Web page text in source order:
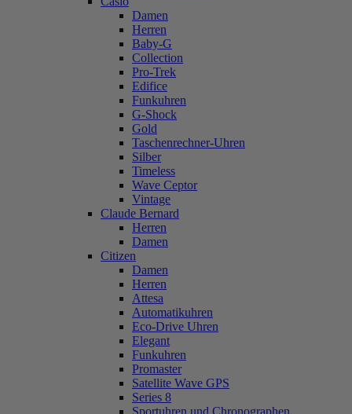
Damen
Herren
Baby-G
Collection
Pro-Trek
Edifice
Funkuhren
G-Shock
Gold
Taschenrechner-Uhren
Silber
Timeless
Wave Ceptor
Vintage
Claude Bernard
Herren
Damen
Citizen
Damen
Herren
Attesa
Automatikuhren
Eco-Drive Uhren
Elegant
Funkuhren
Promaster
Satellite Wave GPS
Series 8
Sportuhren und Chronographen